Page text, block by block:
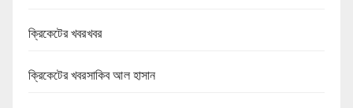
ক্রিকেটের খবরখবর
ক্রিকেটের খবরসাকিব আল হাসান